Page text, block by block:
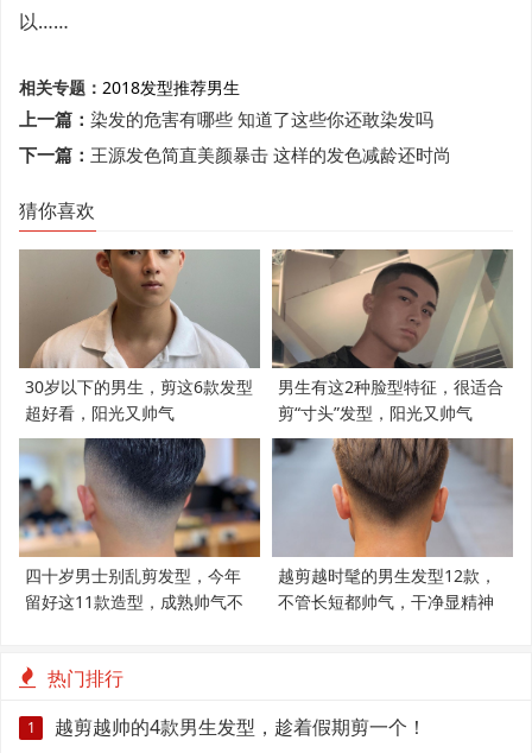
以……
相关专题： 2018发型推荐男生
上一篇： 染发的危害有哪些 知道了这些你还敢染发吗
下一篇： 王源发色简直美颜暴击 这样的发色减龄还时尚
猜你喜欢
30岁以下的男生，剪这6款发型
超好看，阳光又帅气
男生有这2种脸型特征，很适合
剪“寸头”发型，阳光又帅气
四十岁男士别乱剪发型，今年
留好这11款造型，成熟帅气不
越剪越时髦的男生发型12款，
不管长短都帅气，干净显精神
热门排行
1 越剪越帅的4款男生发型，趁着假期剪一个！